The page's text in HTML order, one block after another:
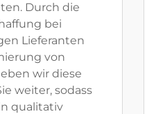
Durch die
bei
Lieferanten
von
wir diese
weiter, sodass
qualitativ